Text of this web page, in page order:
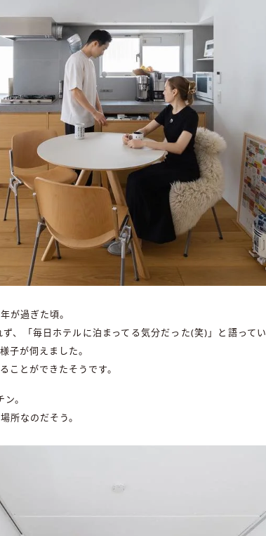
が過ぎた頃。
、「毎日ホテルに泊まってる気分だった(笑)」と語って
子が伺えました。
ことができたそうです。
。
所なのだそう。